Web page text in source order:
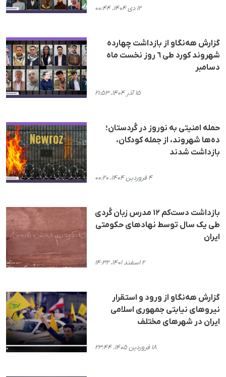
۱۲ دی ۱۴۰۴، ۰۰:۴۴
گزارش هەنگاو از بازداشت چهاردە
شهروند کورد طی ٦ روز نخست ماه
دسامبر
۱۵ آذر ۱۴۰۴، ۲۱:۵۳
حمله امنیتی به نوروز در کُردستان؛
ده‌ها شهروند، از جمله کودکان،
بازداشت شدند
۴ فروردین ۱۴۰۴، ۰۰:۲۰
بازداشت دست‌کم ۱۲ مدرس زبان کُردی
طی یک سال توسط نهادهای حکومتی
ایران
۲ اسفند ۱۴۰۱، ۱۴:۳۲
گزارش هەنگاو از ورود و استقرار
نیروهای نیابتی جمهوری اسلامی
ایران در شهرهای مختلف
۱۸ فروردین ۱۴۰۵، ۲۳:۴۴